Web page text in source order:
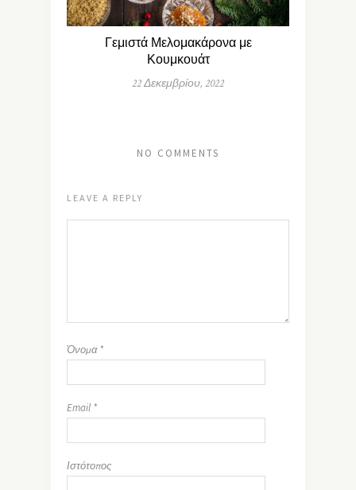
Γεμιστά Μελομακάρονα με
Κουμκουάτ
22 Δεκεμβρίου, 2022
NO COMMENTS
LEAVE A REPLY
Όνομα *
Email *
Ιστότοπος